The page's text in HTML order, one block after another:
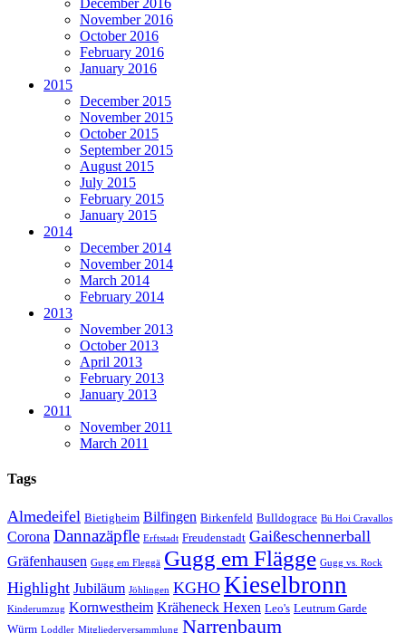
December 2016
November 2016
October 2016
February 2016
January 2016
2015
December 2015
November 2015
October 2015
September 2015
August 2015
July 2015
February 2015
January 2015
2014
December 2014
November 2014
March 2014
February 2014
2013
November 2013
October 2013
April 2013
February 2013
January 2013
2011
November 2011
March 2011
Tags
Almedeifel Bietigheim Bilfingen Birkenfeld Bulldograce Bü Hoi Cravallos
Corona Dannazäpfle Erftstadt Freudenstadt Gaißeschennerball
Gräfenhausen Gugg em Fleggä Gugg em Flägge Gugg vs. Rock
Highlight Jubiläum Jöhlingen KGHO Kieselbronn
Kinderumzug Kornwestheim Kräheneck Hexen Leo's Leutrum Garde
Würm Loddler Mitgliederversammlung Narrenbaum